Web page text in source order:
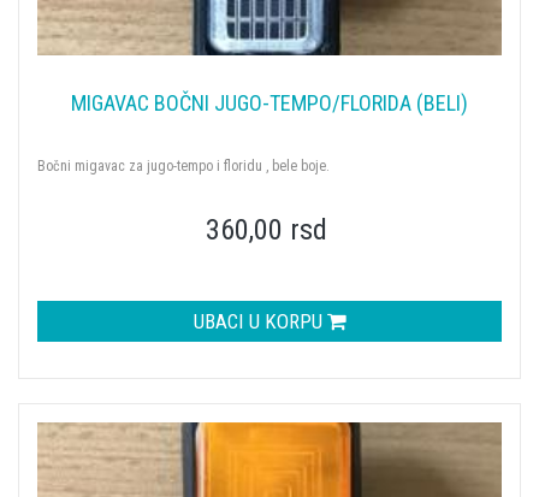
MIGAVAC BOČNI JUGO-TEMPO/FLORIDA (BELI)
Bočni migavac za jugo-tempo i floridu , bele boje.
360,00 rsd
UBACI U KORPU